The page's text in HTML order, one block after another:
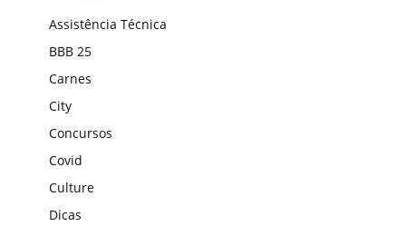
Assistência Técnica
BBB 25
Carnes
City
Concursos
Covid
Culture
Dicas